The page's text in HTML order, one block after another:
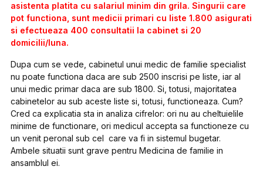
asistenta platita cu salariul minim din grila. Singurii care
pot functiona, sunt medicii primari cu liste 1.800 asigurati
si efectueaza 400 consultatii la cabinet si 20
domicilii/luna.
Dupa cum se vede, cabinetul unui medic de familie specialist
nu poate functiona daca are sub 2500 inscrisi pe liste, iar al
unui medic primar daca are sub 1800. Si, totusi, majoritatea
cabinetelor au sub aceste liste si, totusi, functioneaza. Cum?
Cred ca explicatia sta in analiza cifrelor: ori nu au cheltuielile
minime de functionare, ori medicul accepta sa functioneze cu
un venit peronal sub cel care va fi in sistemul bugetar.
Ambele situatii sunt grave pentru Medicina de familie in
ansamblul ei.